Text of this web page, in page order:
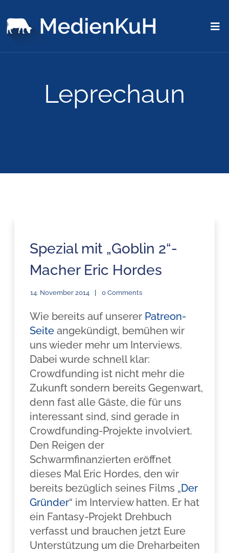
Leprechaun
Spezial mit „Goblin 2“-
Macher Eric Hordes
14. November 2014 0 Comments
Wie bereits auf unserer Patreon-
Seite angekündigt, bemühen wir
uns wieder mehr um Interviews.
Dabei wurde schnell klar:
Crowdfunding ist nicht mehr die
Zukunft sondern bereits Gegenwart,
denn fast alle Gäste, die für uns
interessant sind, sind gerade in
Crowdfunding-Projekte involviert.
Den Reigen der
Schwarmfinanzierten eröffnet
dieses Mal Eric Hordes, den wir
bereits bezüglich seines Films „Der
Gründer“ im Interview hatten. Er hat
ein Fantasy-Projekt Drehbuch
verfasst und brauchen jetzt Eure
Unterstützung um die Dreharbeiten